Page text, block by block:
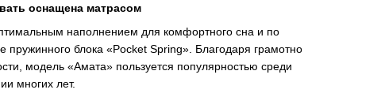
оснащена матрасом
наполнением для комфортного сна и по
пружинного блока «Pocket Spring». Благодаря грамотно
модель «Амата» пользуется популярностью среди
многих лет.